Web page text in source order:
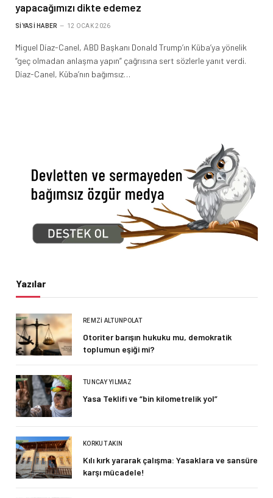
yapacağımızı dikte edemez
SIYASI HABER 12 OCAK 2026
Miguel Díaz-Canel, ABD Başkanı Donald Trump’ın Küba’ya yönelik
“geç olmadan anlaşma yapın” çağrısına sert sözlerle yanıt verdi.
Díaz-Canel, Küba’nın bağımsız…
Yazılar
REMZI ALTUNPOLAT
Otoriter barışın hukuku mu, demokratik
toplumun eşiği mi?
TUNCAY YILMAZ
Yasa Teklifi ve “bin kilometrelik yol”
KORKUT AKIN
Kılı kırk yararak çalışma: Yasaklara ve sansüre
karşı mücadele!